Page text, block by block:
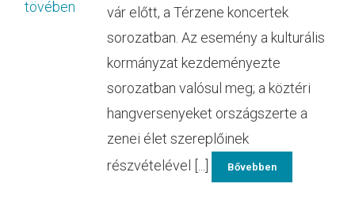
vár előtt, a Térzene koncertek
sorozatban. Az esemény a kulturális
kormányzat kezdeményezte
sorozatban valósul meg; a köztéri
hangversenyeket országszerte a
zenei élet szereplőinek
részvételével [...]
Bővebben